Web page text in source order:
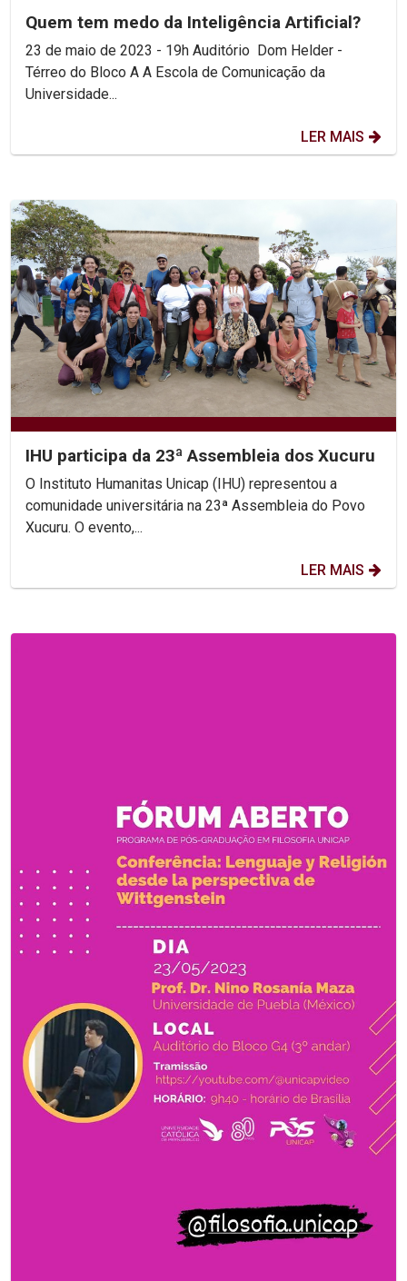
Quem tem medo da Inteligência Artificial?
23 de maio de 2023 - 19h Auditório Dom Helder -
Térreo do Bloco A A Escola de Comunicação da
Universidade...
LER MAIS
IHU participa da 23ª Assembleia dos Xucuru
O Instituto Humanitas Unicap (IHU) representou a
comunidade universitária na 23ª Assembleia do Povo
Xucuru. O evento,...
LER MAIS